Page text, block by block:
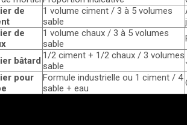
de
1 volume ciment / 3 à 5 volumes
sable
de
1 volume chaux / 3 à 5 volumes
sable
bâtard 1/2 ciment + 1/2 chaux / 3 volumes
sable
pour
Formule industrielle ou 1 ciment / 4
sable + eau